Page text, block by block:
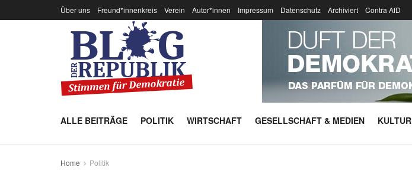
Über uns Freund*innenkreis Verein Autor*innen Impressum Datenschutz Archiviert Contra AfD
ALLE BEITRÄGE POLITIK WIRTSCHAFT GESELLSCHAFT & MEDIEN KULTUR
Home Politik